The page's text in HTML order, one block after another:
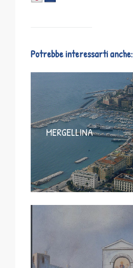
Potrebbe interessarti anche:
MERGELLINA